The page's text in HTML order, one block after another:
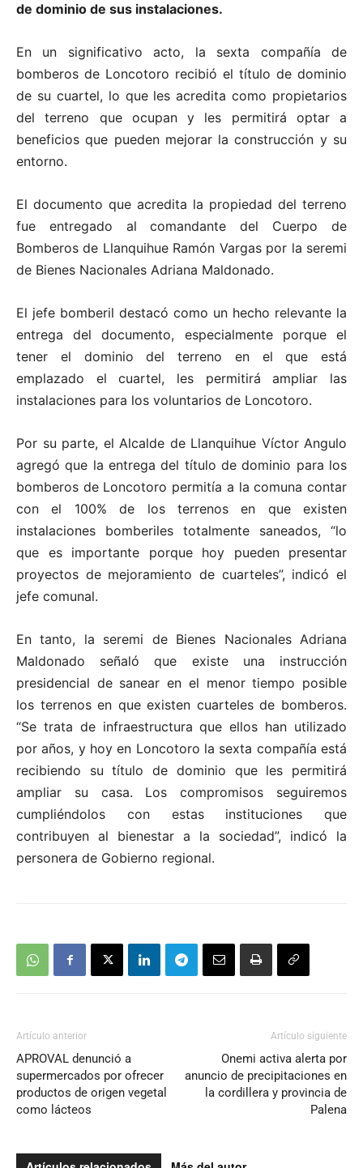
de dominio de sus instalaciones.
En un significativo acto, la sexta compañía de
bomberos de Loncotoro recibió el título de dominio
de su cuartel, lo que les acredita como propietarios
del terreno que ocupan y les permitirá optar a
beneficios que pueden mejorar la construcción y su
entorno.
El documento que acredita la propiedad del terreno
fue entregado al comandante del Cuerpo de
Bomberos de Llanquihue Ramón Vargas por la seremi
de Bienes Nacionales Adriana Maldonado.
El jefe bomberil destacó como un hecho relevante la
entrega del documento, especialmente porque el
tener el dominio del terreno en el que está
emplazado el cuartel, les permitirá ampliar las
instalaciones para los voluntarios de Loncotoro.
Por su parte, el Alcalde de Llanquihue Víctor Angulo
agregó que la entrega del título de dominio para los
bomberos de Loncotoro permitía a la comuna contar
con el 100% de los terrenos en que existen
instalaciones bomberiles totalmente saneados, “lo
que es importante porque hoy pueden presentar
proyectos de mejoramiento de cuarteles”, indicó el
jefe comunal.
En tanto, la seremi de Bienes Nacionales Adriana
Maldonado señaló que existe una instrucción
presidencial de sanear en el menor tiempo posible
los terrenos en que existen cuarteles de bomberos.
“Se trata de infraestructura que ellos han utilizado
por años, y hoy en Loncotoro la sexta compañía está
recibiendo su título de dominio que les permitirá
ampliar su casa. Los compromisos seguiremos
cumpliéndolos con estas instituciones que
contribuyen al bienestar a la sociedad”, indicó la
personera de Gobierno regional.
Artículo anterior
APROVAL denunció a
supermercados por ofrecer
productos de origen vegetal
como lácteos
Artículo siguiente
Onemi activa alerta por
anuncio de precipitaciones en
la cordillera y provincia de
Palena